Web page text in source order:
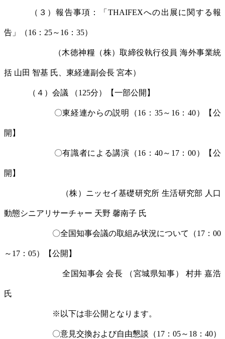
（３）報告事項：「THAIFEXへの出展に関する報
告」（16：25～16：35）
（木徳神糧（株）取締役執行役員 海外事業統
括 山田 智基 氏、東経連副会長 宮本）
（４）会議 （125分）【一部公開】
〇東経連からの説明（16：35～16：40）【公
開】
〇有識者による講演（16：40～17：00）【公
開】
（株）ニッセイ基礎研究所 生活研究部 人口
動態シニアリサーチャー 天野 馨南子 氏
〇全国知事会議の取組み状況について（17：00
～17：05）【公開】
全国知事会 会長 （宮城県知事） 村井 嘉浩
氏
※以下は非公開となります。
〇意見交換および自由懇談（17：05～18：40）